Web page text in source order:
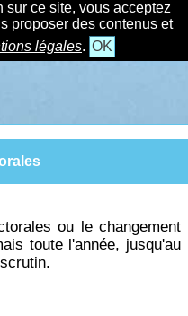
sur ce site, vous acceptez
proposer des contenus et
légales. OK
ou le changement
toute l'année, jusqu'au